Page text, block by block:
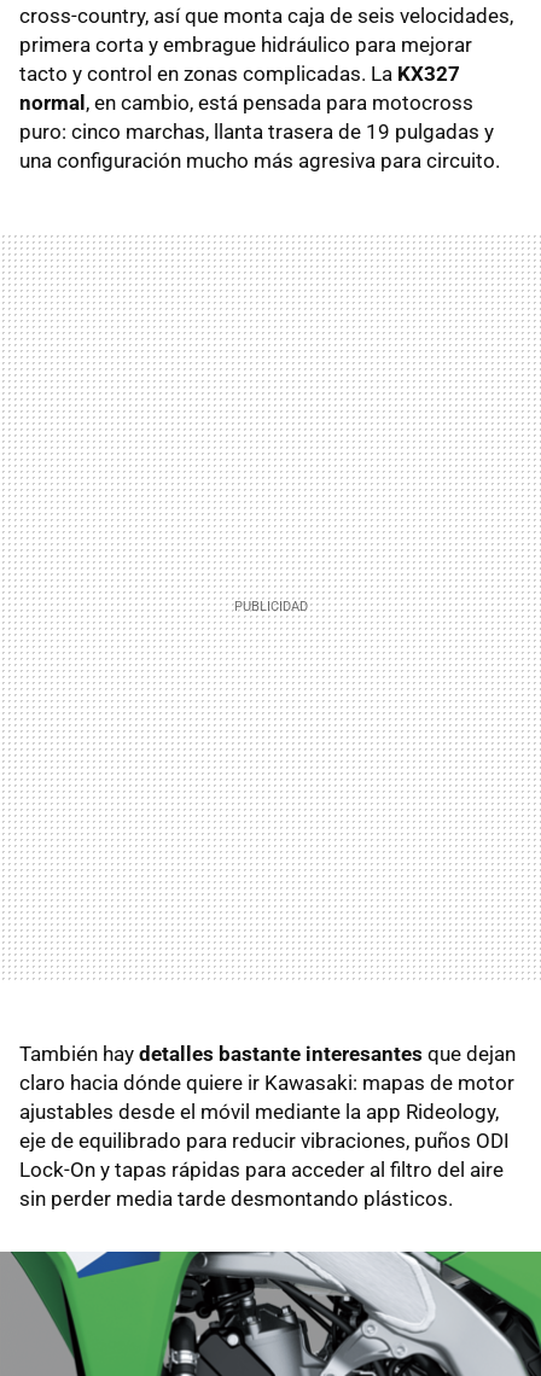
cross-country, así que monta caja de seis velocidades,
primera corta y embrague hidráulico para mejorar
tacto y control en zonas complicadas. La KX327
normal, en cambio, está pensada para motocross
puro: cinco marchas, llanta trasera de 19 pulgadas y
una configuración mucho más agresiva para circuito.
También hay detalles bastante interesantes que dejan
claro hacia dónde quiere ir Kawasaki: mapas de motor
ajustables desde el móvil mediante la app Rideology,
eje de equilibrado para reducir vibraciones, puños ODI
Lock-On y tapas rápidas para acceder al filtro del aire
sin perder media tarde desmontando plásticos.